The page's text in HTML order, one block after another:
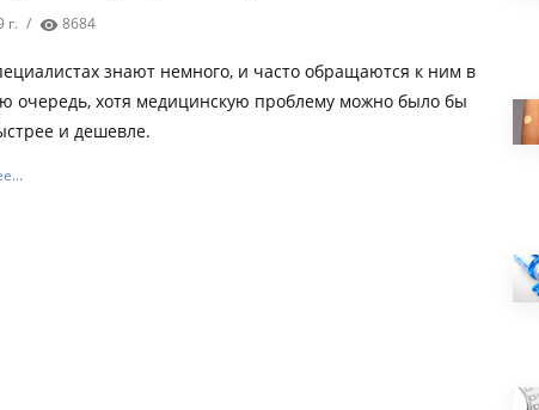
г. / 8684
знают немного, и часто обращаются к ним в
очередь, хотя медицинскую проблему можно было бы
и дешевле.